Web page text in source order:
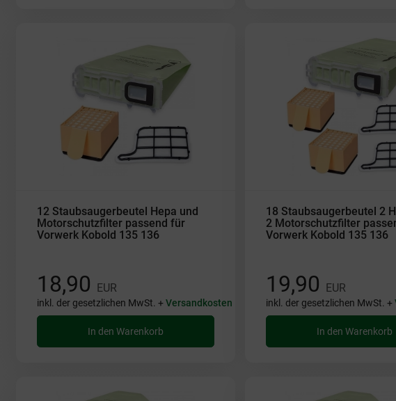
12 Staubsaugerbeutel Hepa und
Motorschutzfilter passend für
Vorwerk Kobold 135 136
18,90 EUR
inkl. der gesetzlichen MwSt. +Versandkosten
In den Warenkorb
18 Staubsaugerbeutel 2
2 Motorschutzfilter
Vorwerk Kobold 135 136
19,90 EUR
inkl. der gesetzlichen MwSt. +
In den Warenkorb